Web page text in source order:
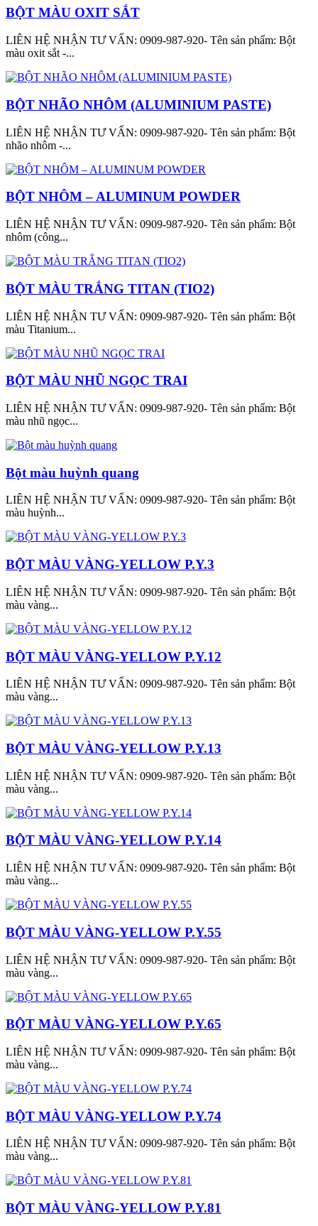
BỘT MÀU OXIT SẮT
LIÊN HỆ NHẬN TƯ VẤN: 0909-987-920- Tên sản phẩm: Bột
màu oxit sắt -...
BỘT NHÃO NHÔM (ALUMINIUM PASTE)
LIÊN HỆ NHẬN TƯ VẤN: 0909-987-920- Tên sản phẩm: Bột
nhão nhôm -...
BỘT NHÔM – ALUMINUM POWDER
LIÊN HỆ NHẬN TƯ VẤN: 0909-987-920- Tên sản phẩm: Bột
nhôm (công...
BỘT MÀU TRẮNG TITAN (TIO2)
LIÊN HỆ NHẬN TƯ VẤN: 0909-987-920- Tên sản phẩm: Bột
màu Titanium...
BỘT MÀU NHŨ NGỌC TRAI
LIÊN HỆ NHẬN TƯ VẤN: 0909-987-920- Tên sản phẩm: Bột
màu nhũ ngọc...
Bột màu huỳnh quang
LIÊN HỆ NHẬN TƯ VẤN: 0909-987-920- Tên sản phẩm: Bột
màu huỳnh...
BỘT MÀU VÀNG-YELLOW P.Y.3
LIÊN HỆ NHẬN TƯ VẤN: 0909-987-920- Tên sản phẩm: Bột
màu vàng...
BỘT MÀU VÀNG-YELLOW P.Y.12
LIÊN HỆ NHẬN TƯ VẤN: 0909-987-920- Tên sản phẩm: Bột
màu vàng...
BỘT MÀU VÀNG-YELLOW P.Y.13
LIÊN HỆ NHẬN TƯ VẤN: 0909-987-920- Tên sản phẩm: Bột
màu vàng...
BỘT MÀU VÀNG-YELLOW P.Y.14
LIÊN HỆ NHẬN TƯ VẤN: 0909-987-920- Tên sản phẩm: Bột
màu vàng...
BỘT MÀU VÀNG-YELLOW P.Y.55
LIÊN HỆ NHẬN TƯ VẤN: 0909-987-920- Tên sản phẩm: Bột
màu vàng...
BỘT MÀU VÀNG-YELLOW P.Y.65
LIÊN HỆ NHẬN TƯ VẤN: 0909-987-920- Tên sản phẩm: Bột
màu vàng...
BỘT MÀU VÀNG-YELLOW P.Y.74
LIÊN HỆ NHẬN TƯ VẤN: 0909-987-920- Tên sản phẩm: Bột
màu vàng...
BỘT MÀU VÀNG-YELLOW P.Y.81